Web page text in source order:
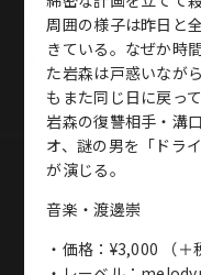
周囲の様子は昨日と
きている。なぜか時
た岩森は戸惑いなが
もまた同じ日に戻っ
岩森の復讐相手・溝
オ、謎の男を「ドラ
が演じる。
音楽・渡邊崇
・価格：¥3,000 （＋
B1・・・Basement
TEL:03-5771-2772／